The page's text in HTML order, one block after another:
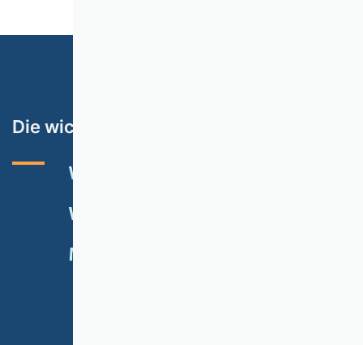
Die wichtigsten Themen
VHB-RATING 2024
VERANSTALTUNGEN
MITGLIED WERDEN